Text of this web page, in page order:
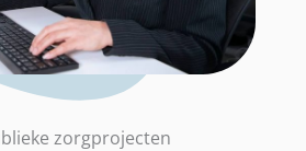
zorgprojecten